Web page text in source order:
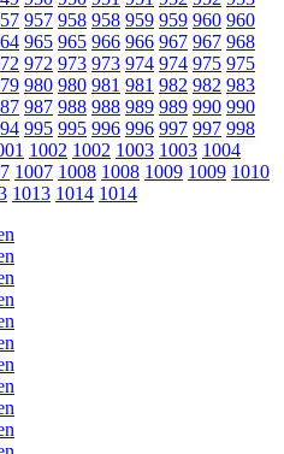
957 958 958 959 959 960 960
965 965 966 966 967 967 968
972 973 973 974 974 975 975
980 980 981 981 982 982 983
987 988 988 989 989 990 990
995 995 996 996 997 997 998
1002 1002 1003 1003 1004
1007 1008 1008 1009 1009 1010
1013 1014 1014